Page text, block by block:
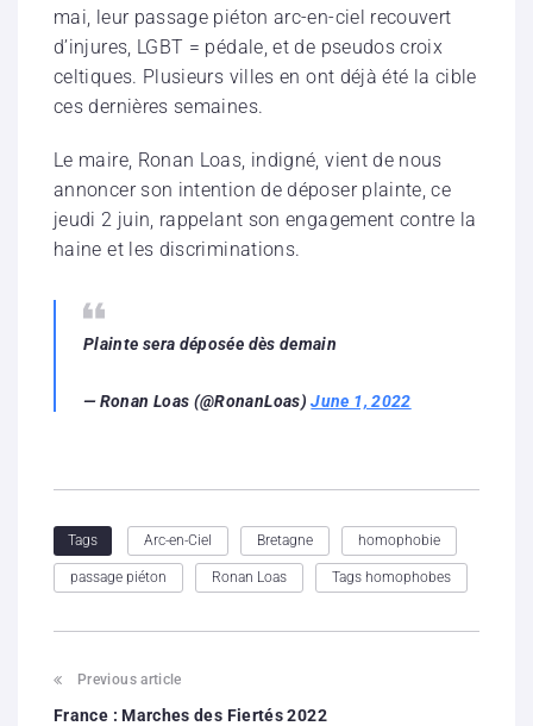
mai, leur passage piéton arc-en-ciel recouvert
d’injures, LGBT = pédale, et de pseudos croix
celtiques. Plusieurs villes en ont déjà été la cible
ces dernières semaines.
Le maire, Ronan Loas, indigné, vient de nous
annoncer son intention de déposer plainte, ce
jeudi 2 juin, rappelant son engagement contre la
haine et les discriminations.
Plainte sera déposée dès demain
— Ronan Loas (@RonanLoas)June 1, 2022
Tags Arc-en-Ciel Bretagne homophobie
passage piéton Ronan Loas Tags homophobes
Previous article
France : Marches des Fiertés 2022